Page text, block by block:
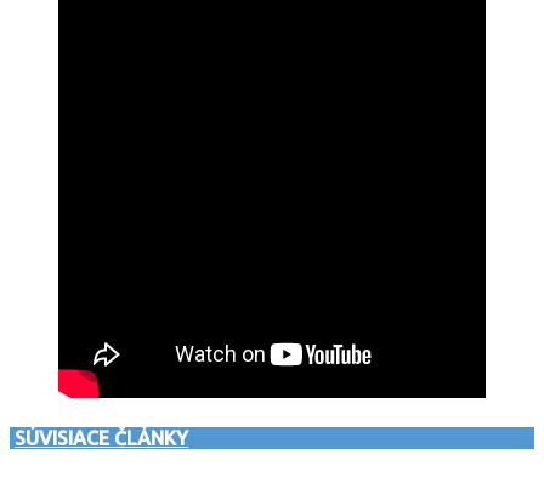
SÚVISIACE ČLÁNKY